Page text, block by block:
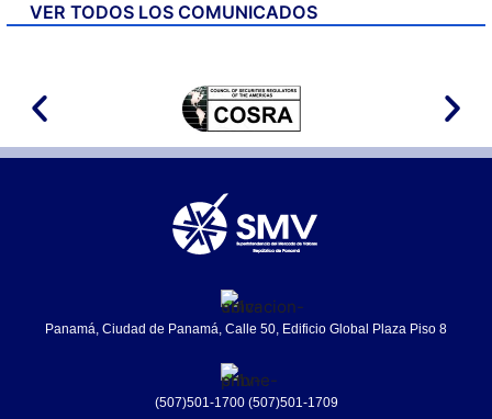
VER TODOS LOS COMUNICADOS
Panamá, Ciudad de Panamá, Calle 50, Edificio Global Plaza Piso 8
(507)501-1700 (507)501-1709